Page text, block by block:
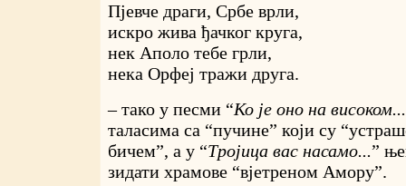
Пјевче драги, Србе врли,
искро жива ђачког круга,
нек Аполо тебе грли,
нека Орфеј тражи друга.
– тако у песми “Ко је оно на високом...
таласима са “пучине” који су
бичем”, а у “Тројица вас насамо...”
зидати храмове “вјетреном Амору”.